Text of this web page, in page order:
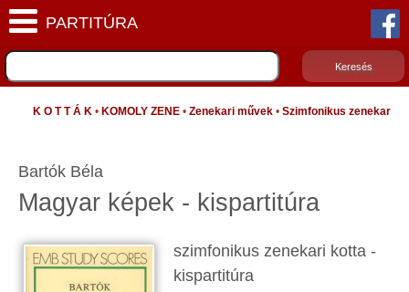
K O T T Á K • KOMOLY ZENE • Zenekari művek • Szimfonikus zenekar
Bartók Béla
Magyar képek - kispartitúra
szimfonikus zenekari kotta -
kispartitúra